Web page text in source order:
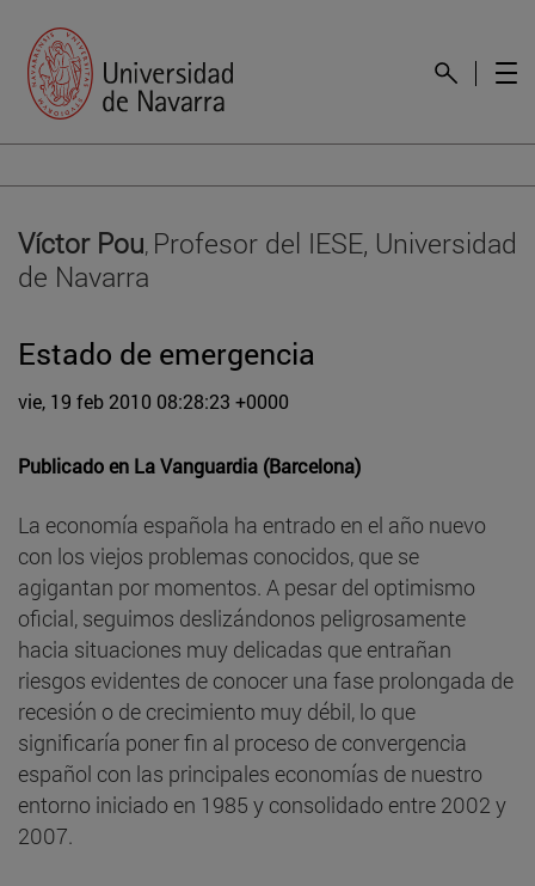
Víctor Pou, Profesor del IESE, Universidad
de Navarra
Estado de emergencia
vie, 19 feb 2010 08:28:23 +0000
Publicado en La Vanguardia (Barcelona)
La economía española ha entrado en el año nuevo
con los viejos problemas conocidos, que se
agigantan por momentos. A pesar del optimismo
oficial, seguimos deslizándonos peligrosamente
hacia situaciones muy delicadas que entrañan
riesgos evidentes de conocer una fase prolongada de
recesión o de crecimiento muy débil, lo que
significaría poner fin al proceso de convergencia
español con las principales economías de nuestro
entorno iniciado en 1985 y consolidado entre 2002 y
2007.